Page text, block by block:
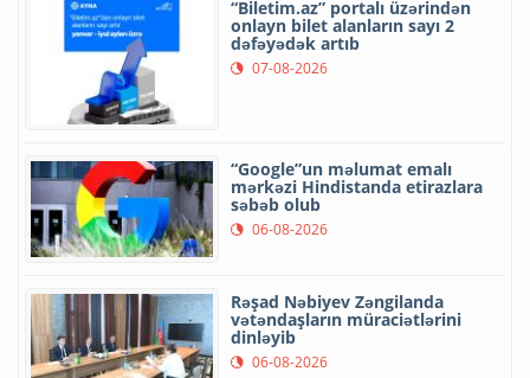
“Biletim.az” portalı üzərindən
onlayn bilet alanların sayı 2
dəfəyədək artıb
07-08-2026
“Google”un məlumat emalı
mərkəzi Hindistanda etirazlara
səbəb olub
06-08-2026
Rəşad Nəbiyev Zəngilanda
vətəndaşların müraciətlərini
dinləyib
06-08-2026